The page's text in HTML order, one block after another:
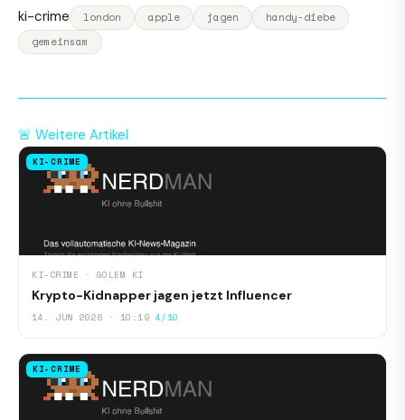
ki-crime london apple jagen
handy-diebe
gemeinsam
🚨 Weitere Artikel
KI-CRIME
KI-CRIME · GOLEM KI
Krypto-Kidnapper jagen jetzt Influencer
14. JUN 2026 · 10:19 4/10
KI-CRIME